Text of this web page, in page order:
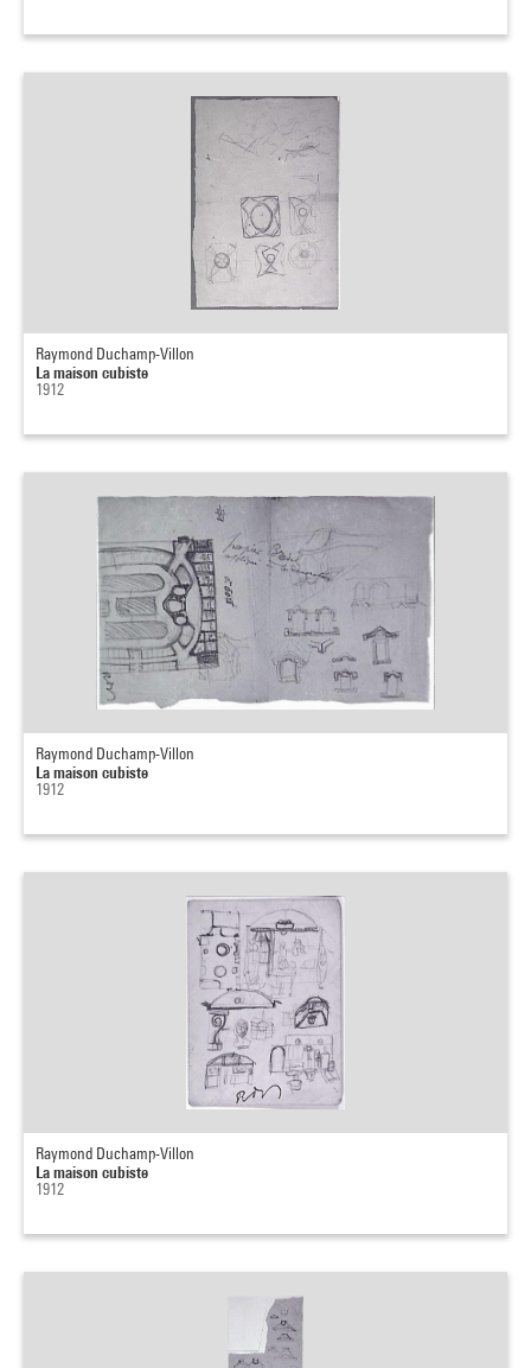
Raymond Duchamp-Villon
La maison cubiste
1912
Raymond Duchamp-Villon
La maison cubiste
1912
Raymond Duchamp-Villon
La maison cubiste
1912